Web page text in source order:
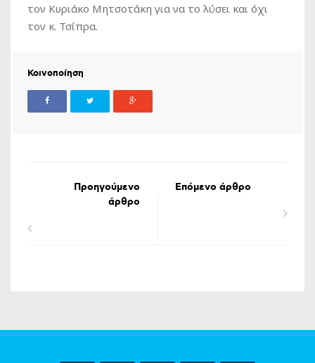
τον Κυριάκο Μητσοτάκη για να το λύσει και όχι
τον κ. Τσίπρα.
Κοινοποίηση
Προηγούμενο
άρθρο
Επόμενο άρθρο